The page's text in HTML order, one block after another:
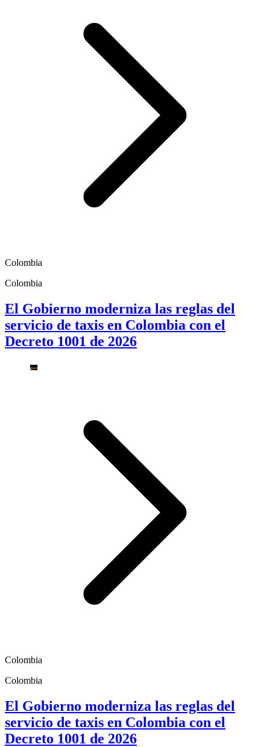
Colombia
Colombia
El Gobierno moderniza las reglas del
servicio de taxis en Colombia con el
Decreto 1001 de 2026
Colombia
Colombia
El Gobierno moderniza las reglas del
servicio de taxis en Colombia con el
Decreto 1001 de 2026